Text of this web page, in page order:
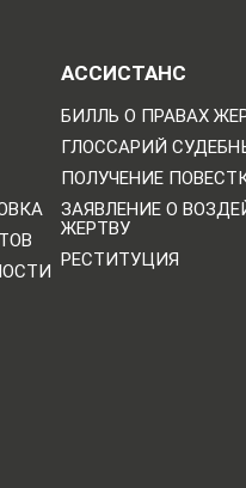
АССИСТАНС
БИЛЛЬ О ПРАВАХ
ГЛОССАРИЙ
ПОЛУЧЕНИЕ
ЗАЯВЛЕНИЕ О
ЖЕРТВУ
РЕСТИТУЦИЯ